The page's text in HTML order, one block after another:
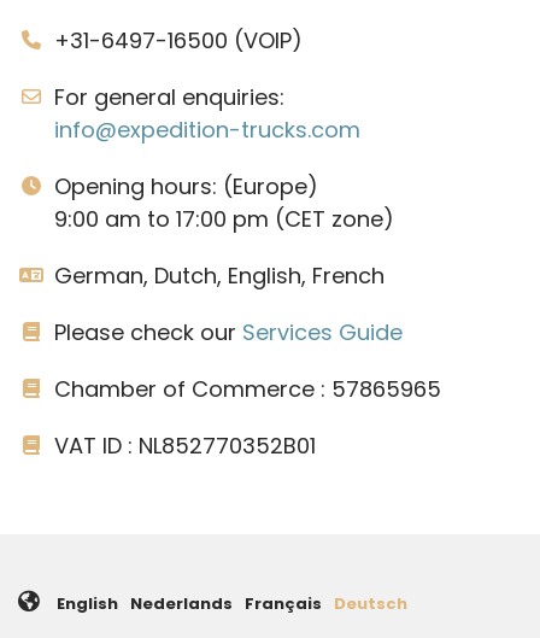
+31-6497-16500 (VOIP)
For general enquiries:
info@expedition-trucks.com
Opening hours: (Europe)
9:00 am to 17:00 pm (CET zone)
German, Dutch, English, French
Please check our Services Guide
Chamber of Commerce : 57865965
VAT ID : NL852770352B01
English Nederlands Français Deutsch